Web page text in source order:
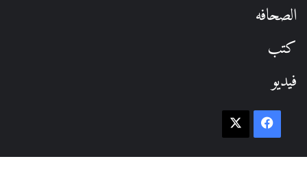
الصحافه
كتب
فيديو
فيسبوك